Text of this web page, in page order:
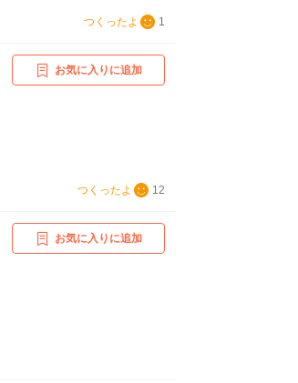
つくったよ 1
お気に入りに追加
つくったよ 12
お気に入りに追加